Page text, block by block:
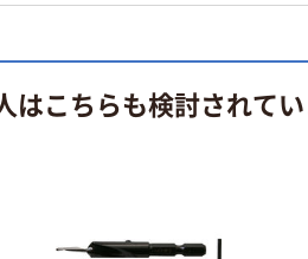
はこちらも検討されて